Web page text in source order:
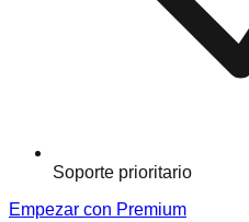
Soporte prioritario
Empezar con Premium